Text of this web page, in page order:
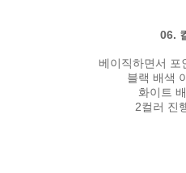
06.
베이직하면서 포
블랙 배색
화이트
2컬러 진